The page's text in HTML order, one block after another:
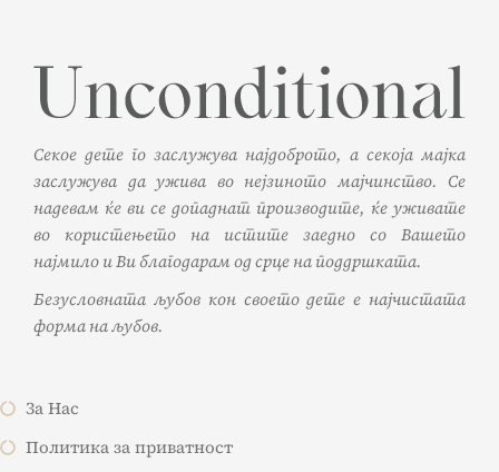
Секое дете го заслужува најдоброто, а секоја мајка
заслужува да ужива во нејзиното мајчинство. Се
надевам ќе ви се допаднат производите, ќе уживате
во користењето на истите заедно со Вашето
најмило и Ви благодарам од срце на поддршката.
Безусловната љубов кон своето дете е најчистата
форма на љубов.
За Нас
Политика за приватност